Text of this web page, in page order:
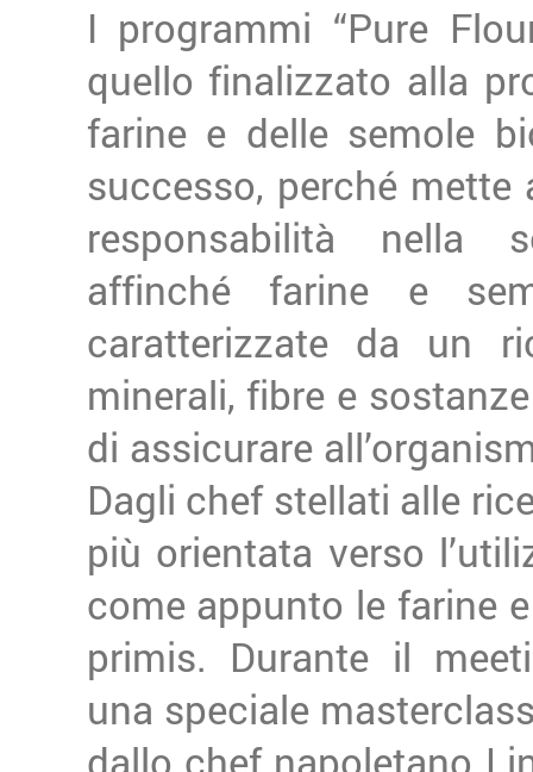
I programmi “Pure
quello finalizzato alla
farine e delle semole
successo, perché
responsabilità nella
affinché farine e
caratterizzate da un
minerali, fibre e
di assicurare
Dagli chef stellati alle
più orientata verso
come appunto le farine
primis. Durante il
una speciale
dallo chef napoletano